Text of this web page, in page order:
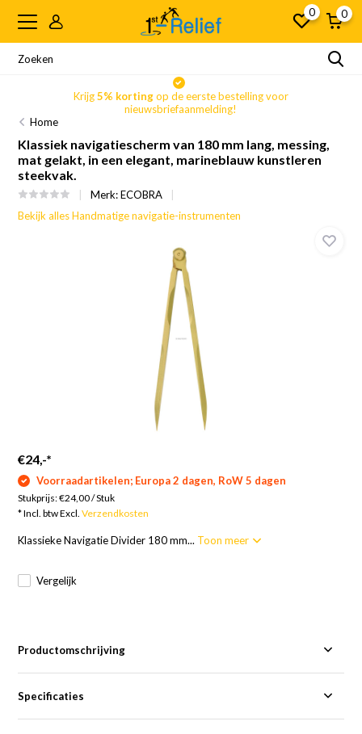
0 0
Krijg5% kortingop de eerste bestelling voor
nieuwsbriefaanmelding!
Home
Klassiek navigatiescherm van 180 mm lang, messing,
mat gelakt, in een elegant, marineblauw kunstleren
steekvak.
Merk:ECOBRA
Bekijk alles Handmatige navigatie-instrumenten
€24,-*
Voorraadartikelen; Europa 2 dagen, RoW 5 dagen
Stukprijs:€24,00/Stuk
* Incl. btw Excl.Verzendkosten
Klassieke Navigatie Divider 180 mm... Toon meer
Vergelijk
Productomschrijving
Specificaties